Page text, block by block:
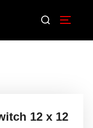
12 x 12